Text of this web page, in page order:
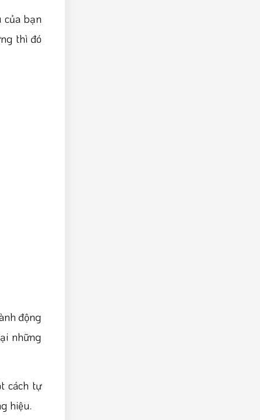
của bạn
thì đó
động
những
cách tự
hiệu.